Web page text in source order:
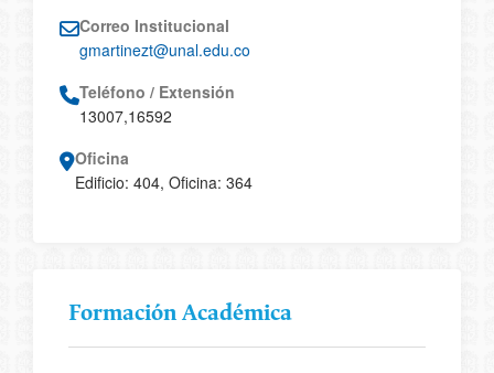
Correo Institucional
gmartinezt@unal.edu.co
Teléfono / Extensión
13007,16592
Oficina
Edificio: 404, Oficina: 364
Formación Académica